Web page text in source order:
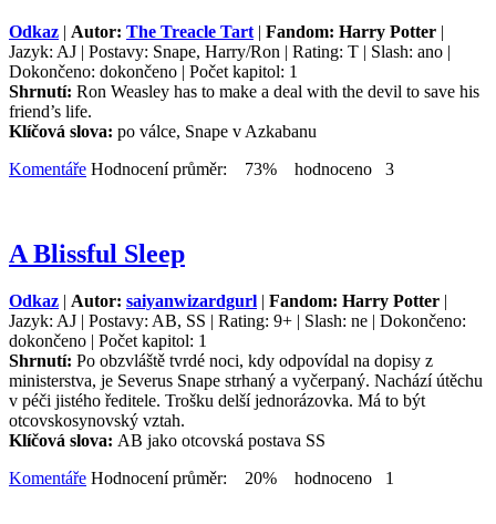
Odkaz | Autor: The Treacle Tart | Fandom: Harry Potter |
Jazyk: AJ | Postavy: Snape, Harry/Ron | Rating: T | Slash: ano |
Dokončeno: dokončeno | Počet kapitol: 1
Shrnutí: Ron Weasley has to make a deal with the devil to save his
friend’s life.
Klíčová slova: po válce, Snape v Azkabanu
Komentáře Hodnocení průměr: 73% hodnoceno 3
A Blissful Sleep
Odkaz | Autor: saiyanwizardgurl | Fandom: Harry Potter |
Jazyk: AJ | Postavy: AB, SS | Rating: 9+ | Slash: ne | Dokončeno:
dokončeno | Počet kapitol: 1
Shrnutí: Po obzvláště tvrdé noci, kdy odpovídal na dopisy z
ministerstva, je Severus Snape strhaný a vyčerpaný. Nachází útěchu
v péči jistého ředitele. Trošku delší jednorázovka. Má to být
otcovskosynovský vztah.
Klíčová slova: AB jako otcovská postava SS
Komentáře Hodnocení průměr: 20% hodnoceno 1